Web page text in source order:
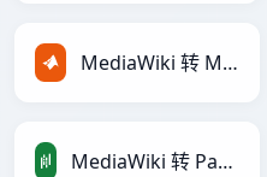
MediaWiki 转 MATLAB
MediaWiki 转 PandasDataFrame